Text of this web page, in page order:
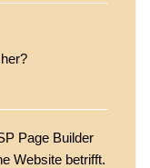
Page Builder
Website betrifft.